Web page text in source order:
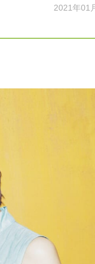
2021年01